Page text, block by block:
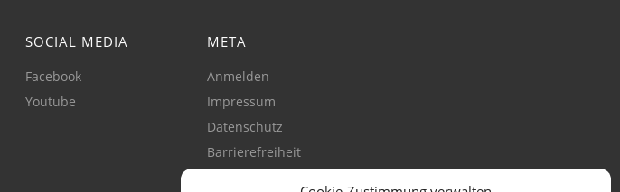
SOCIAL MEDIA
Facebook
Youtube
META
Anmelden
Impressum
Datenschutz
Barrierefreiheit